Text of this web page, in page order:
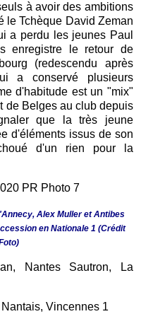
à avoir des ambitions
le Tchèque David Zeman
a perdu les jeunes Paul
enregistre le retour de
(redescendu après
a conservé plusieurs
d'habitude est un "mix"
de Belges au club depuis
que la très jeune
d'éléments issus de son
d'un rien pour la
Alex Muller et Antibes
en Nationale 1 (Crédit
Nantes Sautron, La
Vincennes 1